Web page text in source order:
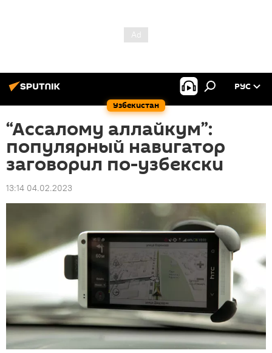
Узбекистан
РУС
“Ассалому аллайкум”:
популярный навигатор
заговорил по-узбекски
13:14 04.02.2023